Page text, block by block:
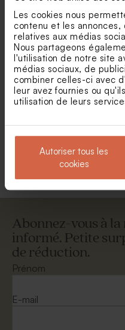
Les cookies nous
contenu et les
relatives aux médias
Nous partageons
l'utilisation de notre site
médias sociaux, de
combiner celles-ci avec
leur avez fournies ou
utilisation de leurs
Autoriser tous les
cookies
Enveloppe naissance rouille
Voir toute la
Abonnez-vous à
informé. Petite
de réduction.
Prénom
E-mail